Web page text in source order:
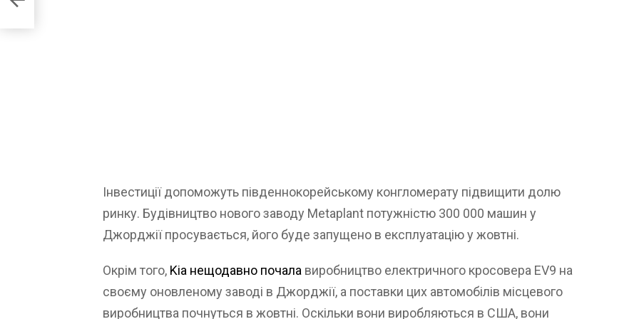
Інвестиції допоможуть південнокорейському конгломерату підвищити долю
ринку. Будівництво нового заводу Metaplant потужністю 300 000 машин у
Джорджії просувається, його буде запущено в експлуатацію у жовтні.
Окрім того, Kia нещодавно почала виробництво електричного кросовера EV9 на
своєму оновленому заводі в Джорджії, а поставки цих автомобілів місцевого
виробництва почнуться в жовтні. Оскільки вони виробляються в США, вони